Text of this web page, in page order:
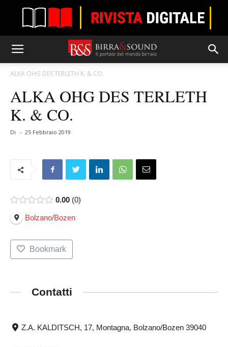
ALKA OHG DES TERLETH K. & CO.
ALKA OHG DES TERLETH
K. & CO.
Di - 25 Febbraio 2019
0.00 0
Bolzano/Bozen
Bookmark
Contatti
Z.A. KALDITSCH, 17, Montagna, Bolzano/Bozen 39040